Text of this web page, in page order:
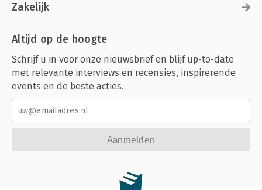
Zakelijk
Altijd op de hoogte
Schrijf u in voor onze nieuwsbrief en blijf up-to-date
met relevante interviews en recensies, inspirerende
events en de beste acties.
Aanmelden